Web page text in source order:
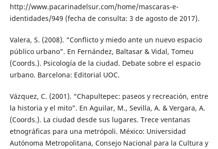
http://www.pacarinadelsur.com/home/mascaras-e-
identidades/949 (fecha de consulta: 3 de agosto de 2017).
Valera, S. (2008). “Conflicto y miedo ante un nuevo espacio
público urbano”. En Fernández, Baltasar & Vidal, Tomeu
(Coords.). Psicología de la ciudad. Debate sobre el espacio
urbano. Barcelona: Editorial UOC.
Vázquez, C. (2001). “Chapultepec: paseos y recreación, entre
la historia y el mito”. En Aguilar, M., Sevilla, A. & Vergara, A.
(Coords.). La ciudad desde sus lugares. Trece ventanas
etnográficas para una metrópoli. México: Universidad
Autónoma Metropolitana, Consejo Nacional para la Cultura y